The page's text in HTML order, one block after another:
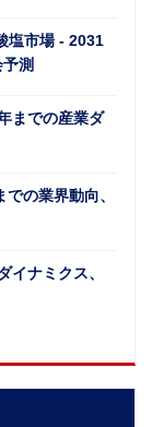
塩市場 - 2031
測
までの産業ダ
の業界動向、
ナミクス、